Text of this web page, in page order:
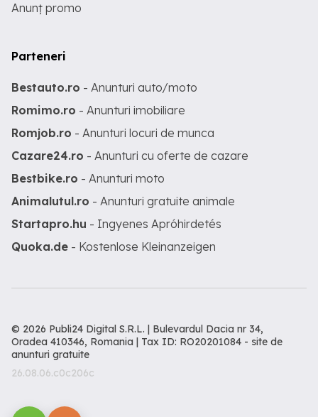
Anunț promo
Parteneri
Bestauto.ro - Anunturi auto/moto
Romimo.ro - Anunturi imobiliare
Romjob.ro - Anunturi locuri de munca
Cazare24.ro - Anunturi cu oferte de cazare
Bestbike.ro - Anunturi moto
Animalutul.ro - Anunturi gratuite animale
Startapro.hu - Ingyenes Apróhirdetés
Quoka.de - Kostenlose Kleinanzeigen
© 2026 Publi24 Digital S.R.L. | Bulevardul Dacia nr 34,
Oradea 410346, Romania | Tax ID: RO20201084 - site de
anunturi gratuite
26.08.06.c0c206c